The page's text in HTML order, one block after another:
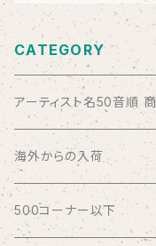
CATEGORY
アーティスト名50音順
ABSOLUTE LOSERS
AFRICA
海外からの入荷
500コーナー以下